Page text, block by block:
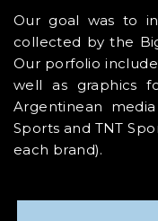
Our goal was to
collected by the
Our porfolio
well as graphics
Argentinean
Sports and TNT
each brand).